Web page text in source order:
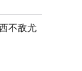
不敌尤